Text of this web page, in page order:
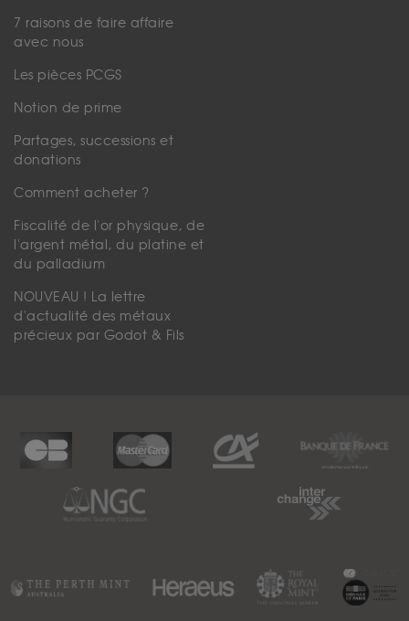
7 raisons de faire affaire
avec nous
Les pièces PCGS
Notion de prime
Partages, successions et
donations
Comment acheter ?
Fiscalité de l'or physique, de
l'argent métal, du platine et
du palladium
NOUVEAU ! La lettre
d'actualité des métaux
précieux par Godot & Fils